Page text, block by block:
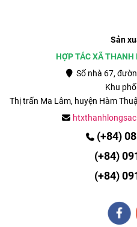
Sản
HỢP TÁC XÃ THANH
Số nhà 67,
Khu
Thị trấn Ma Lâm, huyện Hàm
(+84)
(+84)
(+84)